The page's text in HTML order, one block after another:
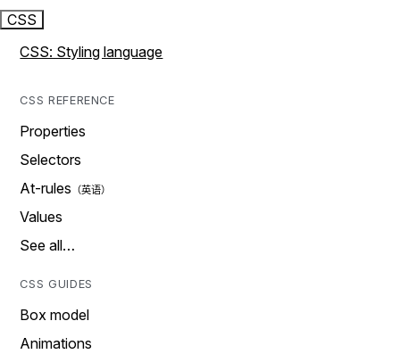
CSS
CSS: Styling language
CSS REFERENCE
Properties
Selectors
At-rules
Values
See all…
CSS GUIDES
Box model
Animations